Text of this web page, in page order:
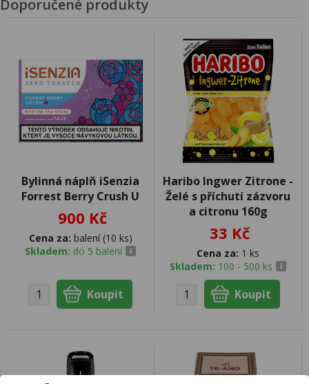
Doporučené produkty
Bylinná náplň iSenzia
Forrest Berry Crush U
900 Kč
Cena za: balení (10 ks)
Skladem: do 5 balení
Haribo Ingwer Zitrone -
Želé s příchutí zázvoru
a citronu 160g
33 Kč
Cena za: 1 ks
Skladem: 100 - 500 ks